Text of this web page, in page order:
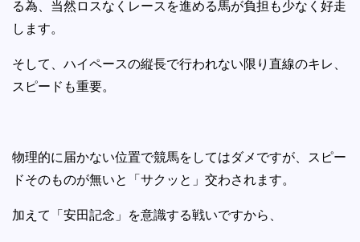
る為、当然ロスなくレースを進める馬が負担も少なく好走
します。
そして、ハイペースの縦長で行われない限り直線のキレ、
スピードも重要。
物理的に届かない位置で競馬をしてはダメですが、スピー
ドそのものが無いと「サクッと」交わされます。
加えて「安田記念」を意識する戦いですから、